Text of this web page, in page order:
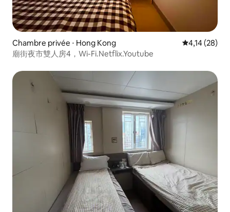
Chambre privée ⋅ Hong Kong Évaluation
4,14 (28)
廟街夜市雙人房4，Wi-Fi.Netflix.Youtube